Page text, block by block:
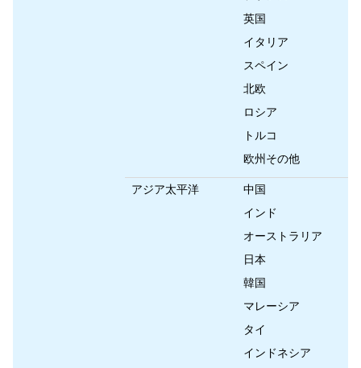
英国
イタリア
スペイン
北欧
ロシア
トルコ
欧州その他
アジア太平洋
中国
インド
オーストラリア
日本
韓国
マレーシア
タイ
インドネシア